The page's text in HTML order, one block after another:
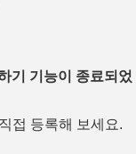
기 기능이 종료되었
접 등록해 보세요.